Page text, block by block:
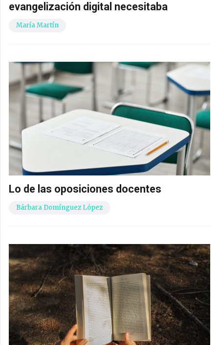
evangelización digital necesitaba
María Martín
Lo de las oposiciones docentes
Bárbara Domínguez López